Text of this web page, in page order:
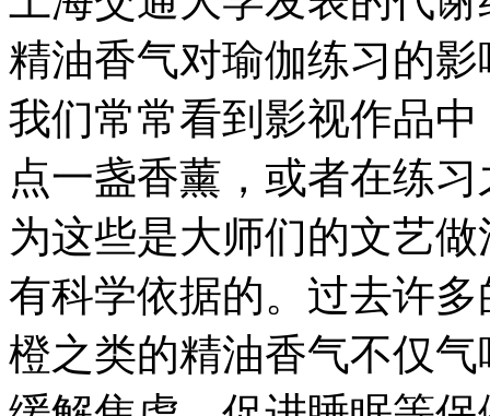
精油香气对瑜伽练习的影
我们常常看到影视作品
点一盏香薰，或者在练
为这些是大师们的文艺
有科学依据的。过去许
橙之类的精油香气不仅